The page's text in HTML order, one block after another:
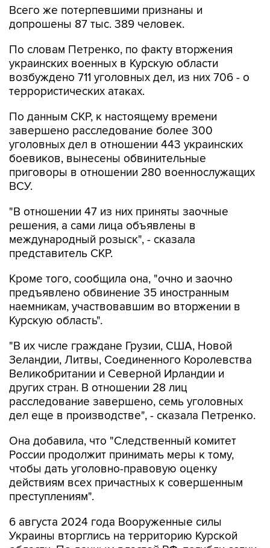
Всего же потерпевшими признаны и
допрошены 87 тыс. 389 человек.
По словам Петренко, по факту вторжения
украинских военных в Курскую области
возбуждено 711 уголовных дел, из них 706 - о
террористических атаках.
По данным СКР, к настоящему времени
завершено расследование более 300
уголовных дел в отношении 443 украинских
боевиков, вынесены обвинительные
приговоры в отношении 280 военнослужащих
ВСУ.
"В отношении 47 из них приняты заочные
решения, а сами лица объявлены в
международный розыск", - сказала
представитель СКР.
Кроме того, сообщила она, "очно и заочно
предъявлено обвинение 35 иностранным
наемникам, участвовавшим во вторжении в
Курскую область".
"В их числе граждане Грузии, США, Новой
Зеландии, Литвы, Соединенного Королевства
Великобритании и Северной Ирландии и
других стран. В отношении 28 лиц
расследование завершено, семь уголовных
дел еще в производстве", - сказала Петренко.
Она добавила, что "Cледственный комитет
России продолжит принимать меры к тому,
чтобы дать уголовно-правовую оценку
действиям всех причастных к совершенным
преступлениям".
6 августа 2024 года Вооруженные силы
Украины вторглись на территорию Курской